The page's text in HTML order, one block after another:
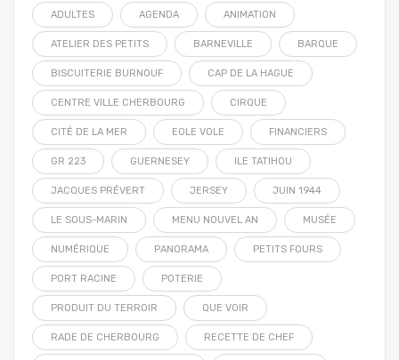
ADULTES AGENDA ANIMATION
ATELIER DES PETITS BARNEVILLE BARQUE
BISCUITERIE BURNOUF CAP DE LA HAGUE
CENTRE VILLE CHERBOURG CIRQUE
CITÉ DE LA MER EOLE VOLE FINANCIERS
GR 223 GUERNESEY ILE TATIHOU
JACQUES PRÉVERT JERSEY JUIN 1944
LE SOUS-MARIN MENU NOUVEL AN MUSÉE
NUMÉRIQUE PANORAMA PETITS FOURS
PORT RACINE POTERIE
PRODUIT DU TERROIR QUE VOIR
RADE DE CHERBOURG RECETTE DE CHEF